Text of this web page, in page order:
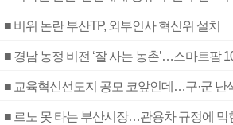
■ 비위 논란 부산TP, 외부인사 혁신위 설치
■ 경남 농정 비전 ‘잘 사는 농촌’…스마트팜
■ 교육혁신선도지 공모 코앞인데…구·군 난
■ 르노 못 타는 부산시장…관용차 규정에 막